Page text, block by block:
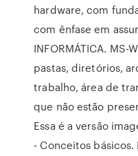
hardware, com
com ênfase em
INFORMÁTICA.
pastas, diretórios,
trabalho, área de
que não estão
Essa é a versão
- Conceitos